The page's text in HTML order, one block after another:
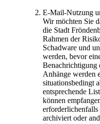
E-Mail-Nutzung
Wir möchten Sie
die Stadt
Rahmen der
Schadware und
werden, bevor
Benachrichtigung
Anhänge werden
situationsbedingt
entsprechende
können
erforderlichenfalls
archiviert oder